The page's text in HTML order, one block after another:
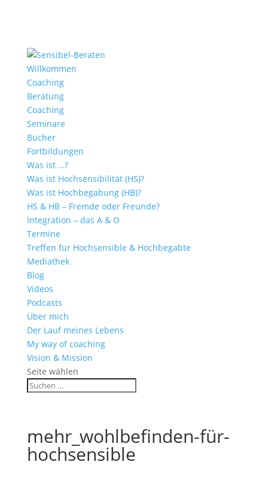
Willkommen
Coaching
Beratung
Coaching
Seminare
Bücher
Fortbildungen
Was ist …?
Was ist Hochsensibilität (HS)?
Was ist Hochbegabung (HB)?
HS & HB – Fremde oder Freunde?
Integration – das A & O
Termine
Treffen für Hochsensible & Hochbegabte
Mediathek
Blog
Videos
Podcasts
Über mich
Der Lauf meines Lebens
My way of coaching
Vision & Mission
Seite wählen
mehr_wohlbefinden-für-
hochsensible